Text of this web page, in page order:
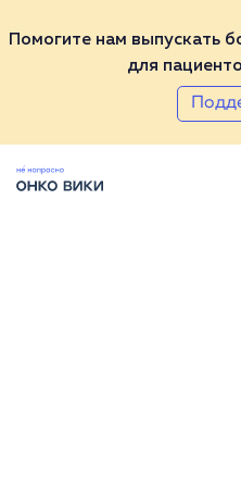
Помогите нам выпускать
для